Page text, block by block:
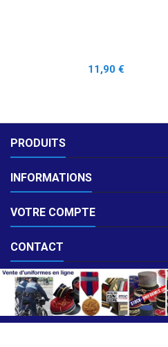
Prix
11,90 €
PRODUITS
INFORMATIONS
VOTRE COMPTE
CONTACT